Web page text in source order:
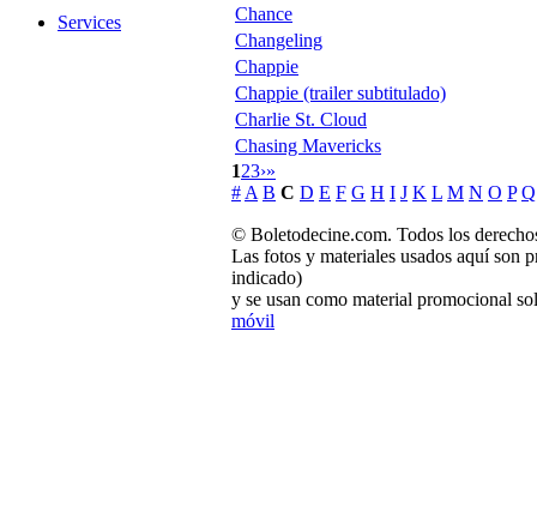
Services
Chance
Changeling
Chappie
Chappie (trailer subtitulado)
Charlie St. Cloud
Chasing Mavericks
123›»
#A B C D E F G H I J K L M N O P Q
© Boletodecine.com. Todos los
Las fotos y materiales usados aquí son
indicado)
y se usan como material promocional
móvil